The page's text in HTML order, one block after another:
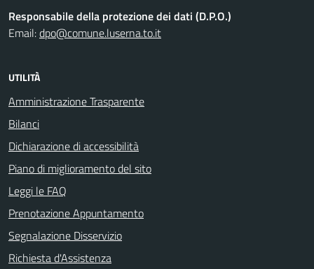
Responsabile della protezione dei dati (D.P.O.)
Email:dpo@comune.luserna.to.it
UTILITÀ
Amministrazione Trasparente
Bilanci
Dichiarazione di accessibilità
Piano di miglioramento del sito
Leggi le FAQ
Prenotazione Appuntamento
Segnalazione Disservizio
Richiesta d'Assistenza